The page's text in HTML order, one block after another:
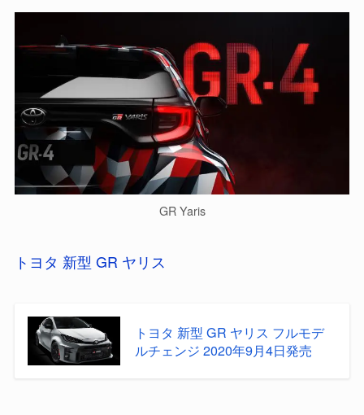
GR Yaris
トヨタ 新型 GR ヤリス
トヨタ 新型 GR ヤリス フルモデ
ルチェンジ 2020年9月4日発売